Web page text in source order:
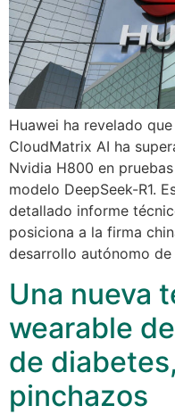
Huawei ha revelado
CloudMatrix AI ha
Nvidia H800 en
modelo DeepSeek-R1.
detallado informe
posiciona a la firma
desarrollo autónomo
Una nueva
wearable
de
pinchazos